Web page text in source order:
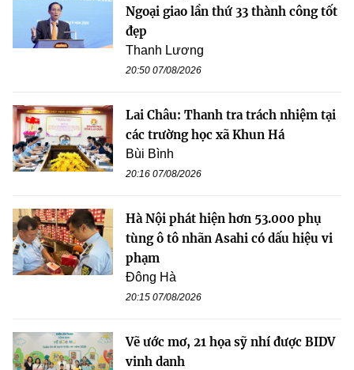
Ngoại giao lần thứ 33 thành công tốt
đẹp
Thanh Lương
20:50 07/08/2026
Lai Châu: Thanh tra trách nhiệm tại
các trường học xã Khun Há
Bùi Bình
20:16 07/08/2026
Hà Nội phát hiện hơn 53.000 phụ
tùng ô tô nhãn Asahi có dấu hiệu vi
phạm
Đông Hà
20:15 07/08/2026
Vẽ ước mơ, 21 họa sỹ nhí được BIDV
vinh danh